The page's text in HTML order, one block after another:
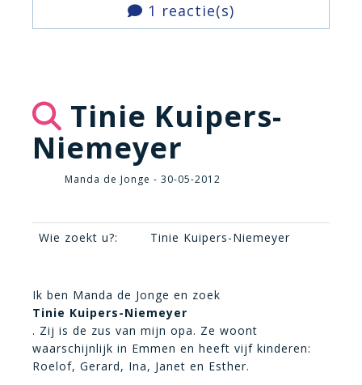
1 reactie(s)
Tinie Kuipers-
Niemeyer
Manda de Jonge - 30-05-2012
Wie zoekt u?: Tinie Kuipers-Niemeyer
Ik ben Manda de Jonge en zoek
Tinie Kuipers-Niemeyer
. Zij is de zus van mijn opa. Ze woont
waarschijnlijk in Emmen en heeft vijf kinderen:
Roelof, Gerard, Ina, Janet en Esther.